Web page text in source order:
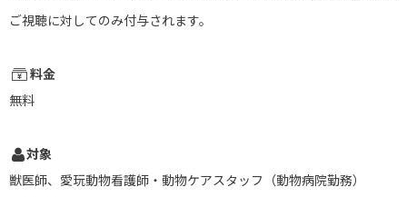
ご視聴に対してのみ付与されます。
料金
無料
対象
獣医師、愛玩動物看護師・動物ケアスタッフ（動物病院勤務）